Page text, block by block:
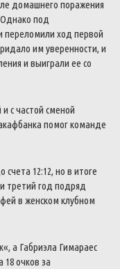
домашнего поражения
Однако под
переломили ход первой
им уверенности, и
и выиграли ее со
и счастой сменой
помогкоманде
счета 12:12, но в итоге
третий год подряд
в женском клубном
«, а Габриэла Гимараес
18очков за